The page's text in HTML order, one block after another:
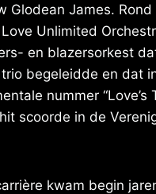
Glodean James.
Unlimited
en blazersorkest
begeleidde en dat
nummer “Love’s
scoorde in de
kwam begin